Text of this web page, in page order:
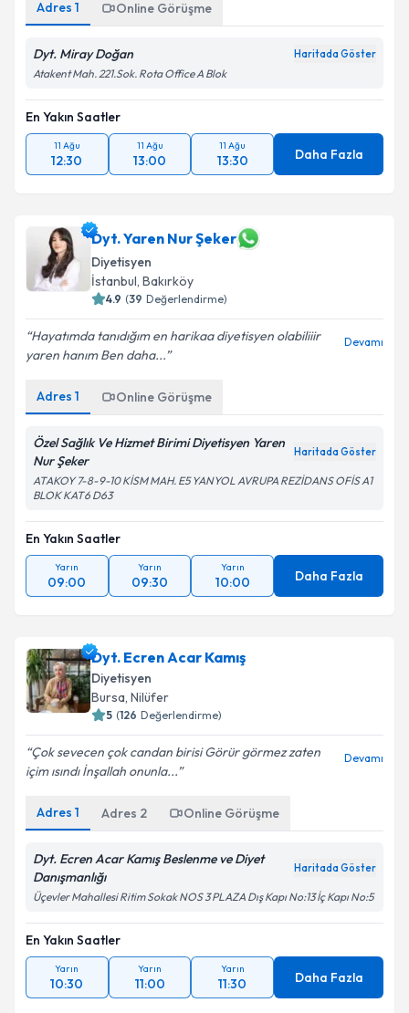
Adres 1 Online Görüşme
Dyt. Miray Doğan Haritada Göster
Atakent Mah. 221.Sok. Rota Office A Blok
En Yakın Saatler
11 Ağu
12:30
11 Ağu
13:00
11 Ağu
13:30 Daha Fazla
Dyt. Yaren Nur Şeker
Diyetisyen
İstanbul, Bakırköy
4.9 (39 Değerlendirme)
Hayatımda tanıdığım en harikaa diyetisyen olabiliiir
yaren hanım Ben daha...
Devamı
Adres 1 Online Görüşme
Özel Sağlık Ve Hizmet Birimi Diyetisyen Yaren
Nur Şeker
Haritada Göster
ATAKOY 7-8-9-10 KİSM MAH. E5 YANYOL AVRUPA REZİDANS OFİS A1
BLOK KAT6 D63
En Yakın Saatler
Yarın
09:00
Yarın
09:30
Yarın
10:00 Daha Fazla
Dyt. Ecren Acar Kamış
Diyetisyen
Bursa, Nilüfer
5 (126 Değerlendirme)
Çok sevecen çok candan birisi Görür görmez zaten
içim ısındı İnşallah onunla...
Devamı
Adres 1 Adres 2 Online Görüşme
Dyt. Ecren Acar Kamış Beslenme ve Diyet
Danışmanlığı
Haritada Göster
Üçevler Mahallesi Ritim Sokak NOS 3 PLAZA Dış Kapı No:13 İç Kapı No:5
En Yakın Saatler
Yarın
10:30
Yarın
11:00
Yarın
11:30 Daha Fazla